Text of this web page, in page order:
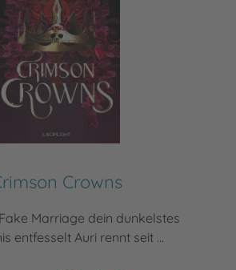
Crowns
Marriage dein dunkelstes
entfesselt Auri rennt seit ...